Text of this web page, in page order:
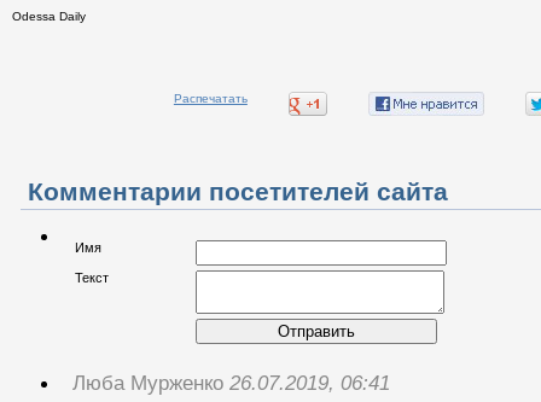
Odessa Daily
Распечатать
Комментарии посетителей сайта
Имя
Текст
Отправить
Люба Мурженко 26.07.2019, 06:41